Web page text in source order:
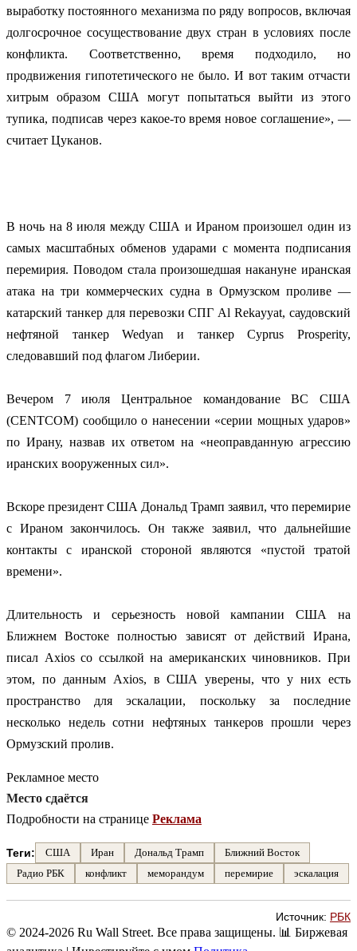
выработку постоянного механизма по ряду вопросов, включая
долгосрочное сосуществование двух стран в условиях после
конфликта. Соответственно, время подходило, но
продвижения гипотетического не было. И вот таким отчасти
хитрым образом США могут попытаться выйти из этого
тупика, подписав через какое-то время новое соглашение», —
считает Цуканов.
В ночь на 8 июля между США и Ираном произошел один из
самых масштабных обменов ударами с момента подписания
перемирия. Поводом стала произошедшая накануне иранская
атака на три коммерческих судна в Ормузском проливе —
катарский танкер для перевозки СПГ Al Rekayyat, саудовский
нефтяной танкер Wedyan и танкер Cyprus Prosperity,
следовавший под флагом Либерии.
Вечером 7 июля Центральное командование ВС США
(CENTCOM) сообщило о нанесении «серии мощных ударов»
по Ирану, назвав их ответом на «неоправданную агрессию
иранских вооруженных сил».
Вскоре президент США Дональд Трамп заявил, что перемирие
с Ираном закончилось. Он также заявил, что дальнейшие
контакты с иранской стороной являются «пустой тратой
времени».
Длительность и серьезность новой кампании США на
Ближнем Востоке полностью зависят от действий Ирана,
писал Axios со ссылкой на американских чиновников. При
этом, по данным Axios, в США уверены, что у них есть
пространство для эскалации, поскольку за последние
несколько недель сотни нефтяных танкеров прошли через
Ормузский пролив.
Рекламное место
Место сдаётся
Подробности на странице Реклама
Теги: США Иран Дональд Трамп
Ближний Восток
Радио РБК
конфликт меморандум перемирие эскалация
Источник: РБК
© 2024-2026 Ru Wall Street. Все права защищены. 📊 Биржевая